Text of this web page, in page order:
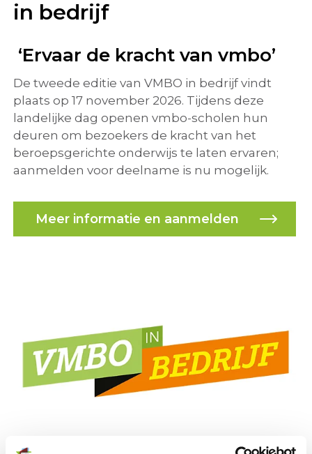
in bedrijf
‘Ervaar de kracht van vmbo’
De tweede editie van VMBO in bedrijf vindt
plaats op 17 november 2026. Tijdens deze
landelijke dag openen vmbo-scholen hun
deuren om bezoekers de kracht van het
beroepsgerichte onderwijs te laten ervaren;
aanmelden voor deelname is nu mogelijk.
Meer informatie en aanmelden